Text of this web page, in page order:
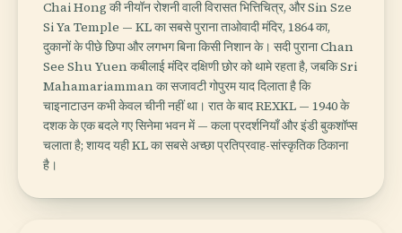
Chai Hong की नीयॉन रोशनी वाली विरासत भित्तिचित्र, और Sin Sze
Si Ya Temple — KL का सबसे पुराना ताओवादी मंदिर, 1864 का,
दुकानों के पीछे छिपा और लगभग बिना किसी निशान के। सदी पुराना Chan
See Shu Yuen कबीलाई मंदिर दक्षिणी छोर को थामे रहता है, जबकि Sri
Mahamariamman का सजावटी गोपुरम याद दिलाता है कि
चाइनाटाउन कभी केवल चीनी नहीं था। रात के बाद REXKL — 1940 के
दशक के एक बदले गए सिनेमा भवन में — कला प्रदर्शनियाँ और इंडी बुकशॉप्स
चलाता है; शायद यही KL का सबसे अच्छा प्रतिप्रवाह-सांस्कृतिक ठिकाना
है।